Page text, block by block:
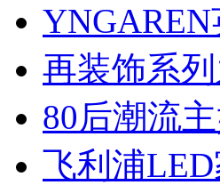
再装饰系
80后潮流
飞利浦